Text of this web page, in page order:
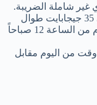
توفر لك الباقة 70 جيجا بايت تنقسم إلى 35 جيجابايت طوال
اليوم و 35 جيجابايت مخصصة للاستخدام من الساعة 12 صباحاً
من اليوم مقابل